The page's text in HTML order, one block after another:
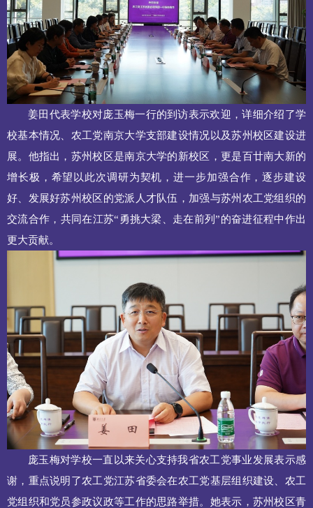
姜田代表学校对庞玉梅一行的到访表示欢迎，详细介绍了学
校基本情况、农工党南京大学支部建设情况以及苏州校区建设进
展。他指出，苏州校区是南京大学的新校区，更是百廿南大新的
增长极，希望以此次调研为契机，进一步加强合作，逐步建设
好、发展好苏州校区的党派人才队伍，加强与苏州农工党组织的
交流合作，共同在江苏“勇挑大梁、走在前列”的奋进征程中作出
更大贡献。
庞玉梅对学校一直以来关心支持我省农工党事业发展表示感
谢，重点说明了农工党江苏省委会在农工党基层组织建设、农工
党组织和党员参政议政等工作的思路举措。她表示，苏州校区青